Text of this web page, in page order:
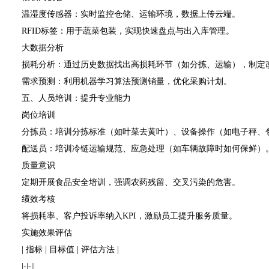
温湿度传感器：实时监控仓储、运输环境，数据上传云端。
RFID标签：用于蔬菜包装，实现快速盘点与出入库管理。
大数据分析
损耗分析：通过历史数据找出高损耗环节（如分拣、运输），制定
需求预测：利用机器学习算法预测销量，优化采购计划。
五、人员培训：提升专业能力
岗位培训
分拣员：培训分拣标准（如叶菜去黄叶）、设备操作（如电子秤、
配送员：培训冷链运输规范、应急处理（如车辆故障时如何保鲜）。
质量意识
定期开展食品安全培训，强调农药残留、交叉污染的危害。
绩效考核
将损耗率、客户投诉率纳入KPI，激励员工提升服务质量。
实施效果评估
| 指标 | 目标值 | 评估方法 |
|-|-||